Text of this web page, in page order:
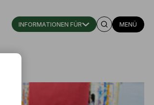
INFORMATIONEN FÜR MENÜ